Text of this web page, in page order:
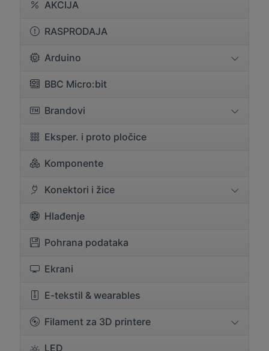
AKCIJA
RASPRODAJA
Arduino
BBC Micro:bit
Brandovi
Eksper. i proto pločice
Komponente
Konektori i žice
Hlađenje
Pohrana podataka
Ekrani
E-tekstil & wearables
Filament za 3D printere
LED